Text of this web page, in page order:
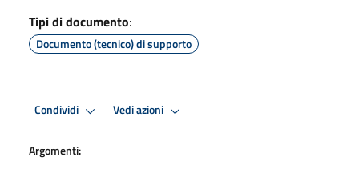
Tipi di documento:
Documento (tecnico) di supporto
Condividi Vedi azioni
Argomenti: